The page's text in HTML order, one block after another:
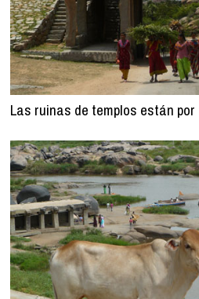
Las ruinas de templos están